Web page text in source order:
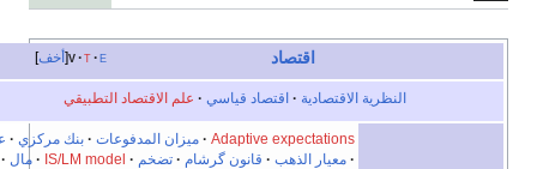
أخف v اقتصاد
النظرية الاقتصادية اقتصاد قياسي علم الاقتصاد التطبيقي
Adaptive expectations ميزان المدفوعات بنك مركزي
عملة
معيار الذهب
قانون گرشام تضخم IS/LM model
مال